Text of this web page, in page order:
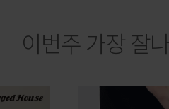
이번주 가장 잘